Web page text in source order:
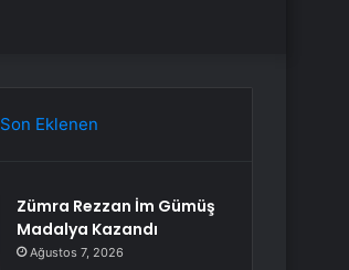
Son Eklenen
Zümra Rezzan İm Gümüş
Madalya Kazandı
Ağustos 7, 2026